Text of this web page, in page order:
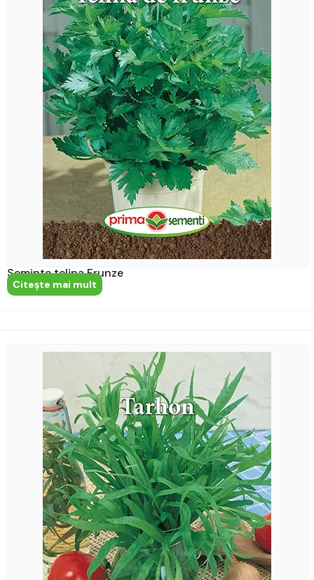
Seminte telina Frunze
Citeşte mai mult